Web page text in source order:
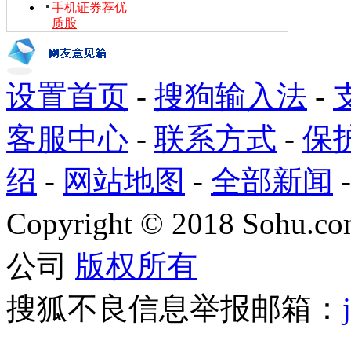
手机证券荐优
质股
设置首页 - 搜狗输入法 -
客服中心 - 联系方式 - 保
绍 - 网站地图 - 全部新闻
Copyright © 2018
公司 版权所有
搜狐不良信息举报邮箱：